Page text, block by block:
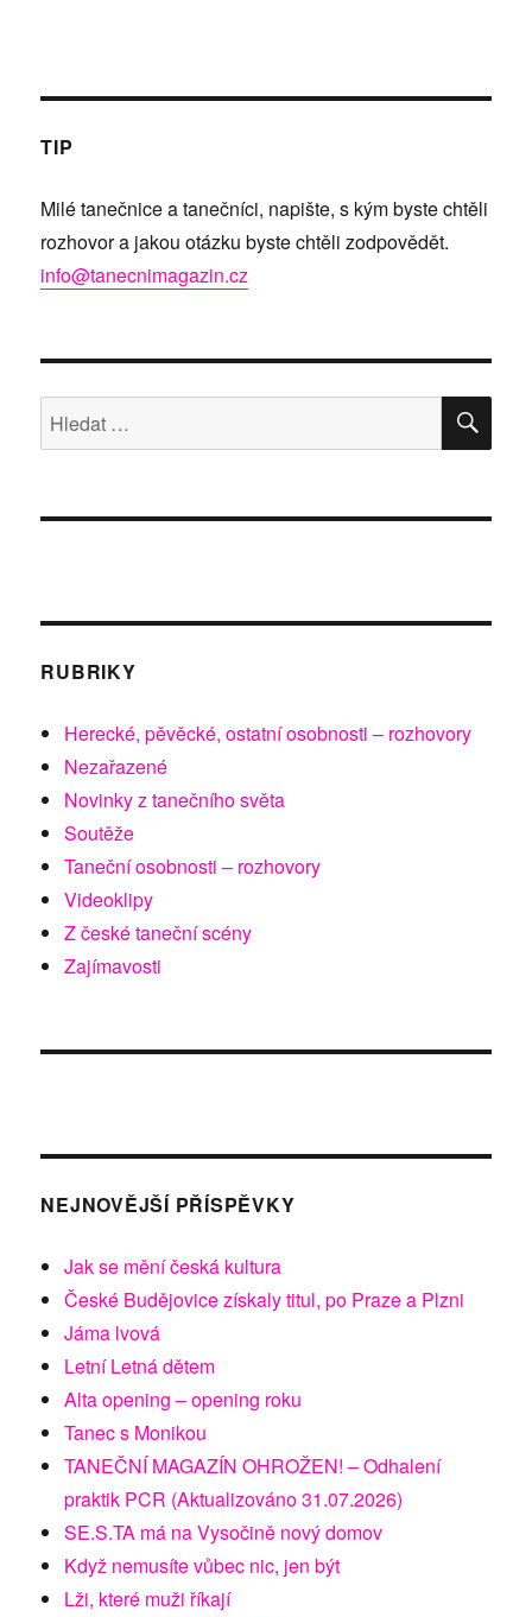
TIP
Milé tanečnice a tanečníci, napište, s kým byste chtěli
rozhovor a jakou otázku byste chtěli zodpovědět.
info@tanecnimagazin.cz
Hledat:
RUBRIKY
Herecké, pěvěcké, ostatní osobnosti – rozhovory
Nezařazené
Novinky z tanečního světa
Soutěže
Taneční osobnosti – rozhovory
Videoklipy
Z české taneční scény
Zajímavosti
NEJNOVĚJŠÍ PŘÍSPĚVKY
Jak se mění česká kultura
České Budějovice získaly titul, po Praze a Plzni
Jáma lvová
Letní Letná dětem
Alta opening – opening roku
Tanec s Monikou
TANEČNÍ MAGAZÍN OHROŽEN! – Odhalení
praktik PCR (Aktualizováno 31.07.2026)
SE.S.TA má na Vysočině nový domov
Když nemusíte vůbec nic, jen být
Lži, které muži říkají